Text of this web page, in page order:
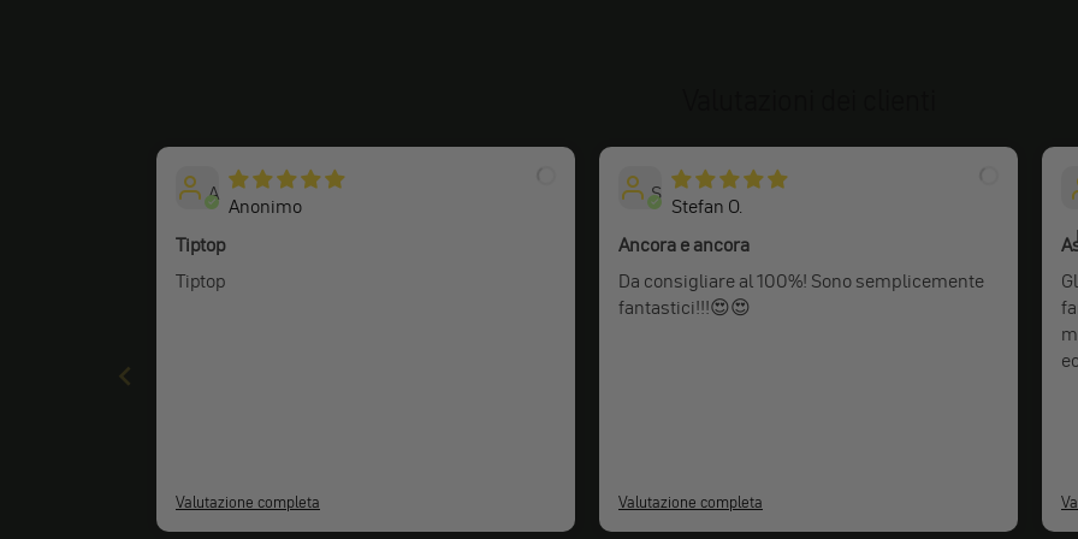
A Anonimo
Tiptop
Tiptop
Valutazione completa
S Stefan O.
Ancora e ancora
Da consigliare al 100%! Sono semplicemente
fantastici!!!😍😍
Valutazione completa